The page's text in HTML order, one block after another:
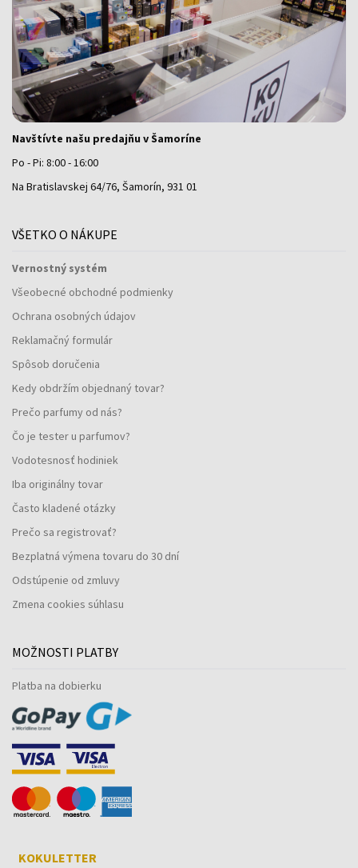
Navštívte našu predajňu v Šamoríne
Po - Pi: 8:00 - 16:00
Na Bratislavskej 64/76, Šamorín, 931 01
VŠETKO O NÁKUPE
Vernostný systém
Všeobecné obchodné podmienky
Ochrana osobných údajov
Reklamačný formulár
Spôsob doručenia
Kedy obdržím objednaný tovar?
Prečo parfumy od nás?
Čo je tester u parfumov?
Vodotesnosť hodiniek
Iba originálny tovar
Často kladené otázky
Prečo sa registrovať?
Bezplatná výmena tovaru do 30 dní
Odstúpenie od zmluvy
Zmena cookies súhlasu
MOŽNOSTI PLATBY
Platba na dobierku
KOKULETTER